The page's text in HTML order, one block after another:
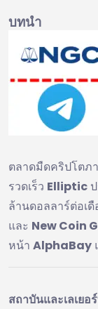
บทนำ
ตลาดมืดคริปโตภ
รวดเร็ว Elliptic
ล้านดอลลาร์ต่อเ
และ New Coin
หน้า AlphaBay
สถาบันและเลเยอ